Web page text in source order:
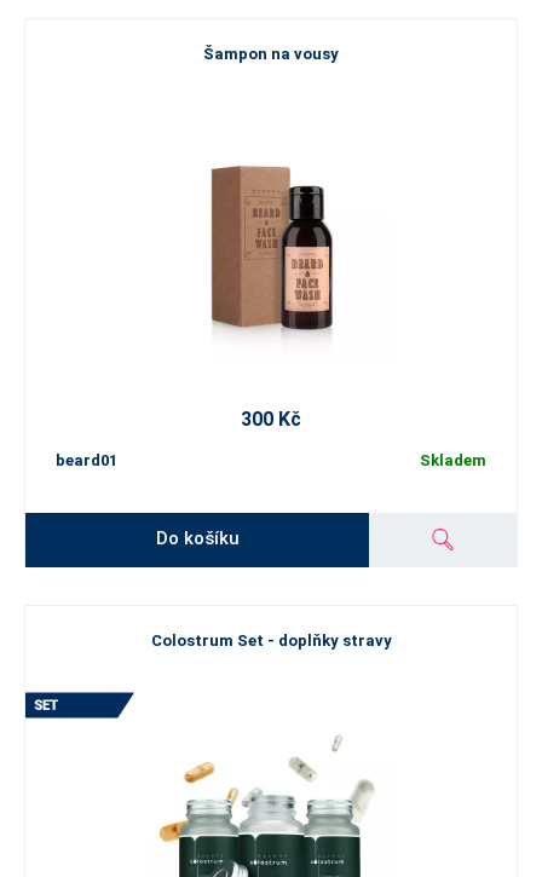
Šampon na vousy
300 Kč
beard01 Skladem
Do košíku
Colostrum Set - doplňky stravy